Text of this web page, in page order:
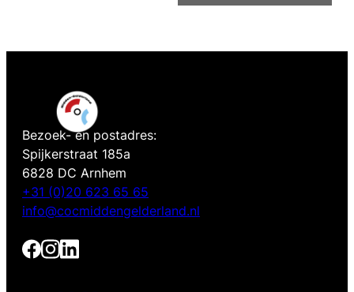
Bezoek- en postadres:
Spijkerstraat 185a
6828 DC Arnhem
+31 (0)20 623 65 65
info@cocmiddengelderland.nl